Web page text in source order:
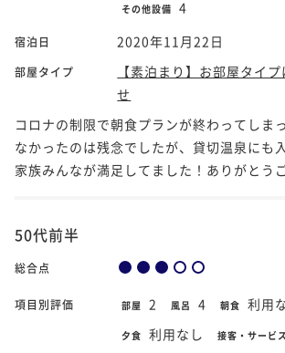
その他設備 4
宿泊日 2020年11月22日
部屋タイプ
【素泊まり】お部屋タイ
せ
コロナの制限で朝食プランが終わってしま
なかったのは残念でしたが、貸切温泉にも
家族みんなが満足してました！ありがとう
50代前半
総合点
項目別評価 部屋 2 風呂 4 朝食 利用
夕食 利用なし 接客・サービス